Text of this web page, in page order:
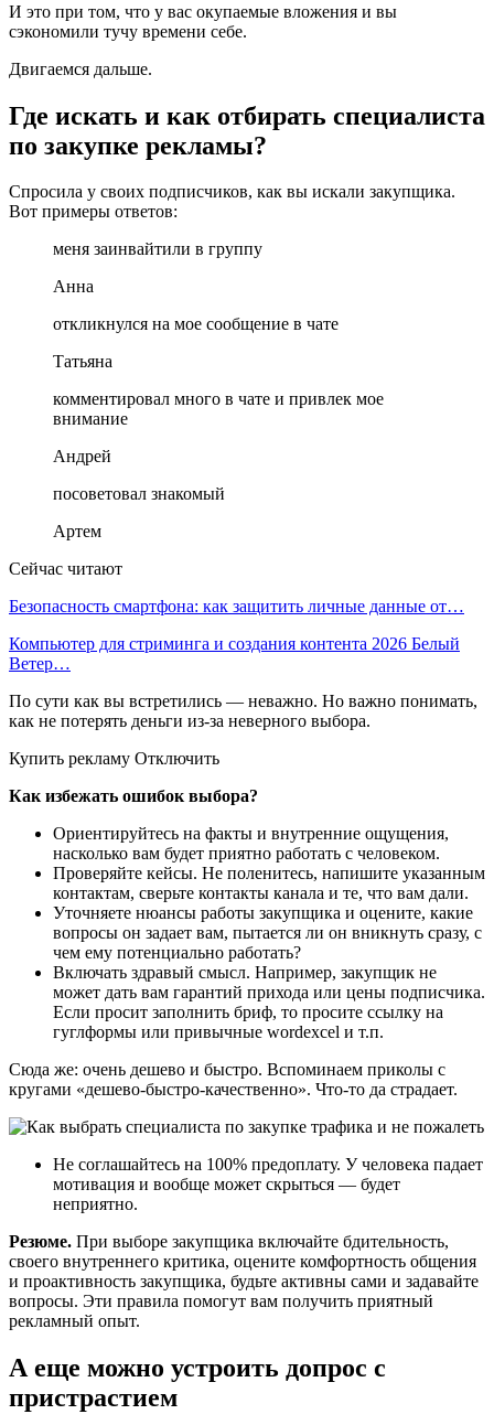
И это при том, что у вас окупаемые вложения и вы
сэкономили тучу времени себе.
Двигаемся дальше.
Где искать и как отбирать специалиста
по закупке рекламы?
Спросила у своих подписчиков, как вы искали закупщика.
Вот примеры ответов:
меня заинвайтили в группу
Анна
откликнулся на мое сообщение в чате
Татьяна
комментировал много в чате и привлек мое
внимание
Андрей
посоветовал знакомый
Артем
Сейчас читают
Безопасность смартфона: как защитить личные данные от…
Компьютер для стриминга и создания контента 2026 Белый
Ветер…
По сути как вы встретились — неважно. Но важно понимать,
как не потерять деньги из-за неверного выбора.
Купить рекламу Отключить
Как избежать ошибок выбора?
Ориентируйтесь на факты и внутренние ощущения,
насколько вам будет приятно работать с человеком.
Проверяйте кейсы. Не поленитесь, напишите указанным
контактам, сверьте контакты канала и те, что вам дали.
Уточняете нюансы работы закупщика и оцените, какие
вопросы он задает вам, пытается ли он вникнуть сразу, с
чем ему потенциально работать?
Включать здравый смысл. Например, закупщик не
может дать вам гарантий прихода или цены подписчика.
Если просит заполнить бриф, то просите ссылку на
гуглформы или привычные wordexcel и т.п.
Сюда же: очень дешево и быстро. Вспоминаем приколы с
кругами «дешево-быстро-качественно». Что-то да страдает.
Не соглашайтесь на 100% предоплату. У человека падает
мотивация и вообще может скрыться — будет
неприятно.
Резюме. При выборе закупщика включайте бдительность,
своего внутреннего критика, оцените комфортность общения
и проактивность закупщика, будьте активны сами и задавайте
вопросы. Эти правила помогут вам получить приятный
рекламный опыт.
А еще можно устроить допрос с
пристрастием